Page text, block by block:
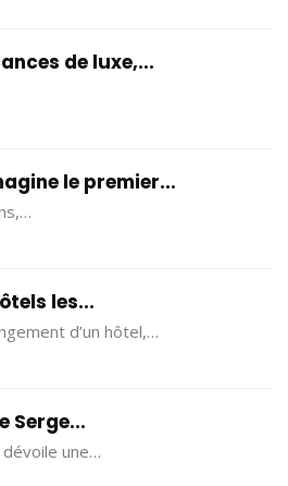
de luxe,...
le premier...
les...
d’un hôtel,…
Serge...
une…